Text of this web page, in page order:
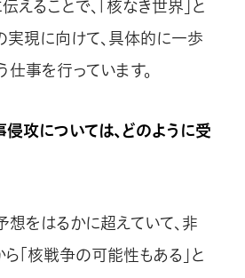
ることで、「核なき世界」と
実現に向けて、具体的に一歩
事を行っています。
攻については、どのように受
想をはるかに超えていて、非
「核戦争の可能性もある」と